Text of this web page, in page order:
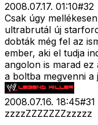
2008.07.17. 01:10#32
Csak úgy
ultrabrutál új
dobták még fel az
ember, aki el tudja
angolon is marad ez
a boltba megvenni a
2008.07.16. 18:45#31
zzzzZZZZZZZzzzzz